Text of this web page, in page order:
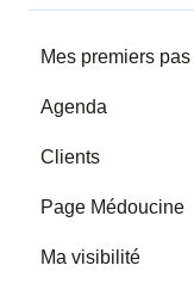
Mes premiers
Agenda
Mes horaires
Mes rendez-
Importer un
Clients
Page Médoucine
Ma page
Ma visibilité